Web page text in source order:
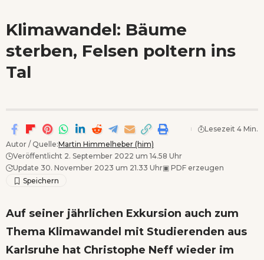
Klimawandel: Bäume
sterben, Felsen poltern ins
Tal
Autor / Quelle:Martin Himmelheber (him)
Veröffentlicht 2. September 2022 um 14.58 Uhr
Update 30. November 2023 um 21.33 Uhr▣ PDF erzeugen
Lesezeit 4 Min.
Auf seiner jährlichen Exkursion auch zum
Thema Klimawandel mit Studierenden aus
Karlsruhe hat Christophe Neff wieder im